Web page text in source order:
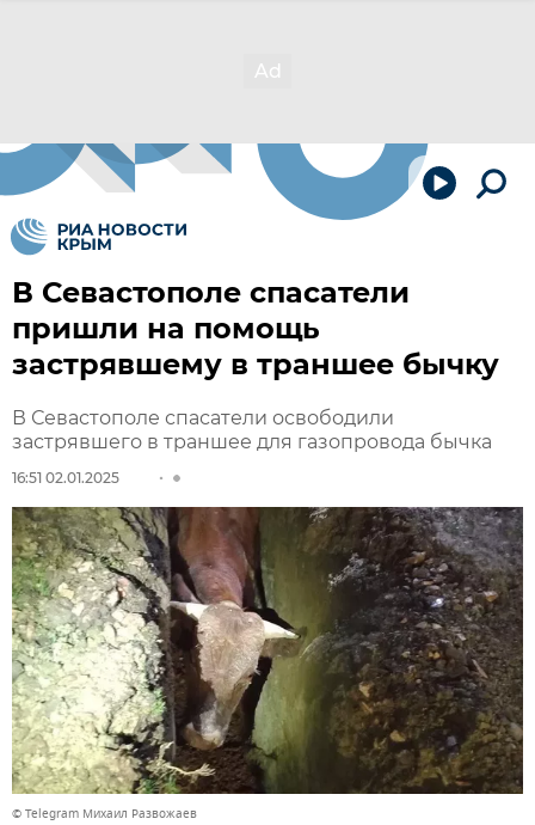
В Севастополе спасатели
пришли на помощь
застрявшему в траншее бычку
В Севастополе спасатели освободили
застрявшего в траншее для газопровода бычка
16:51 02.01.2025
© Telegram Михаил Развожаев